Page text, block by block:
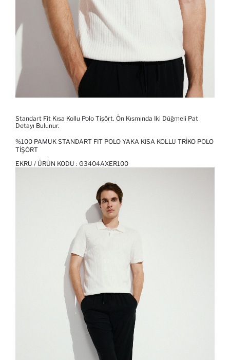
Standart Fit Kısa Kollu Polo Tişört. Ön Kısmında Iki Düğmeli Pat
Detayı Bulunur.
%100 PAMUK STANDART FIT POLO YAKA KISA KOLLU TRIKO POLO
TIŞÖRT
EKRU / ÜRÜN KODU : G3404AXER100